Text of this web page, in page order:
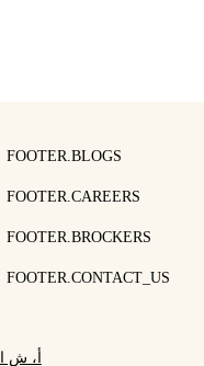
FOOTER.BLOGS
FOOTER.CAREERS
FOOTER.BROCKERS
FOOTER.CONTACT_US